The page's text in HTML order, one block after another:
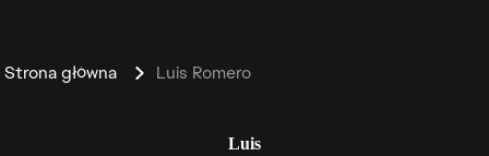
Strona główna Luis Romero
Luis